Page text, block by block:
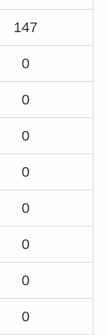
147
0
0
0
0
0
0
0
0